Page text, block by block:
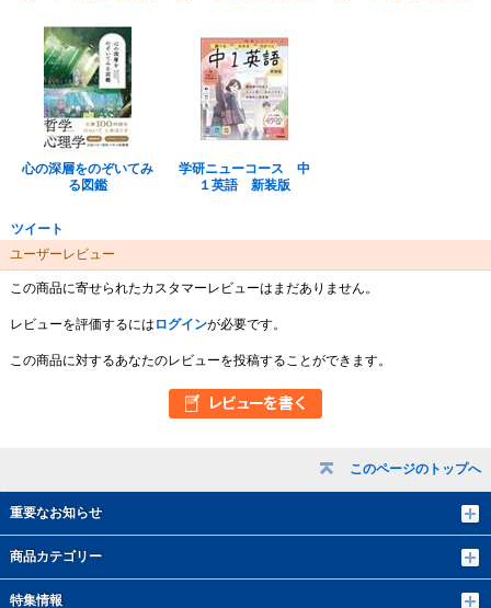
このページのトップへ
重要なお知らせ
商品カテゴリー
特集情報
心の深層をのぞいてみ
る図鑑
学研ニューコース 中
１英語 新装版
ツイート
ユーザーレビュー
この商品に寄せられたカスタマーレビューはまだありません。
レビューを評価するには ログインが必要です。
この商品に対するあなたのレビューを投稿することができます。